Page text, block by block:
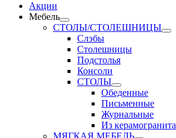
Акции
Мебель
СТОЛЫ/СТОЛЕШНИЦЫ
Слэбы
Столешницы
Подстолья
Консоли
СТОЛЫ
Обеденные
Письменные
Журнальные
Из керамогранита
МЯГКАЯ МЕБЕЛЬ